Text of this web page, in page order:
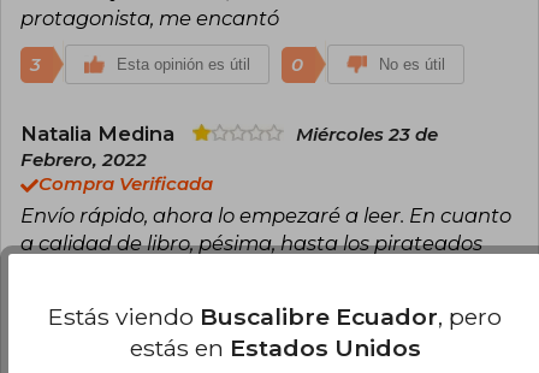
protagonista, me encantó
3 Esta opinión es útil 0 No es útil
Natalia Medina
Miércoles 23 de
Febrero, 2022
Compra Verificada
Envío rápido, ahora lo empezaré a leer. En cuanto
a calidad de libro, pésima, hasta los pirateados
Esta opinión es útil 0 No es útil
Estás viendo Buscalibre Ecuador, pero
estás en Estados Unidos